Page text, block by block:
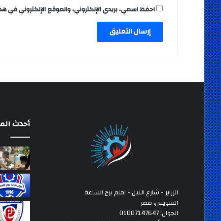
احفظ اسمي، بريدي الإلكتروني، والموقع الإلكتروني في
الزراير - شارع النيل - امام برج الساعة
السويس، مصر
الجوال: 01007147647
أحدث